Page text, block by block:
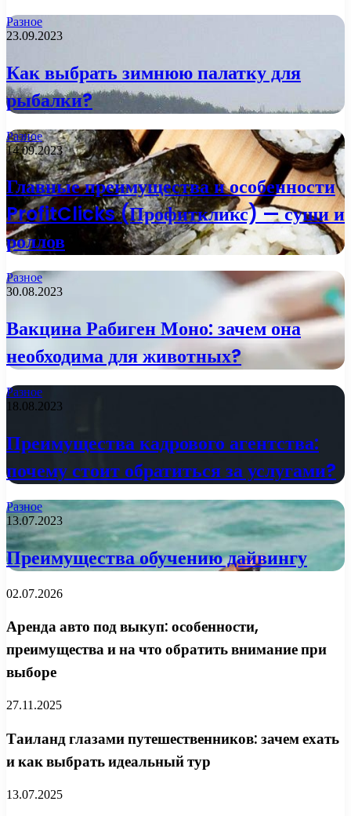
Разное
23.09.2023
Как выбрать зимнюю палатку для
рыбалки?
Разное
14.09.2023
Главные преимущества и особенности
ProfitClicks (Профиткликс) — суши и
роллов
Разное
30.08.2023
Вакцина Рабиген Моно: зачем она
необходима для животных?
Разное
18.08.2023
Преимущества кадрового агентства:
почему стоит обратиться за услугами?
Разное
13.07.2023
Преимущества обучению дайвингу
02.07.2026
Аренда авто под выкуп: особенности,
преимущества и на что обратить внимание при
выборе
27.11.2025
Таиланд глазами путешественников: зачем ехать
и как выбрать идеальный тур
13.07.2025